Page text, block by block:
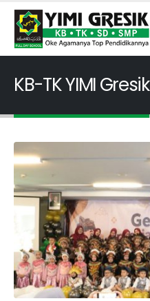
KB-TK YIMI Gresik